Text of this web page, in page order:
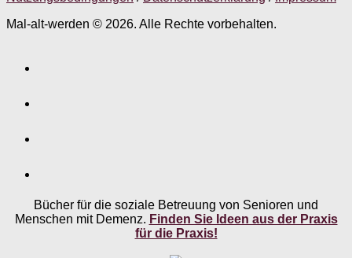
Mal-alt-werden © 2026. Alle Rechte vorbehalten.
Bücher für die soziale Betreuung von Senioren und
Menschen mit Demenz. Finden Sie Ideen aus der Praxis
für die Praxis!